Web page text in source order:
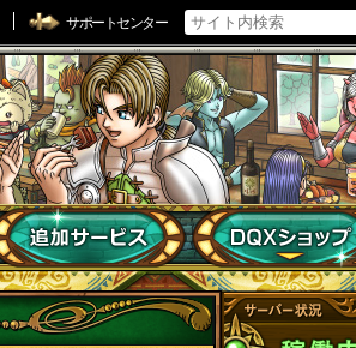
サポートセンター